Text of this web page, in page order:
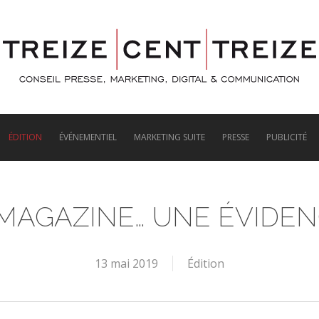
ÉDITION ÉVÉNEMENTIEL MARKETING SUITE PRESSE PUBLICITÉ
UNE
13 mai 2019 Édition